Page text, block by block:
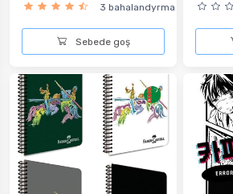
3 bahalandyrma
Sebede goş